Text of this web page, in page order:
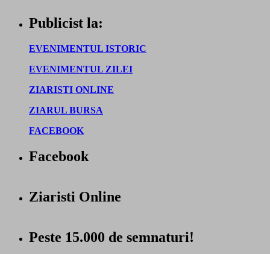
Publicist la:
EVENIMENTUL ISTORIC
EVENIMENTUL ZILEI
ZIARISTI ONLINE
ZIARUL BURSA
FACEBOOK
Facebook
Ziaristi Online
Peste 15.000 de semnaturi!